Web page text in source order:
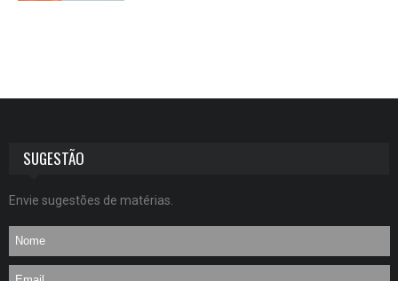
SUGESTÃO
Envie sugestões de matérias.